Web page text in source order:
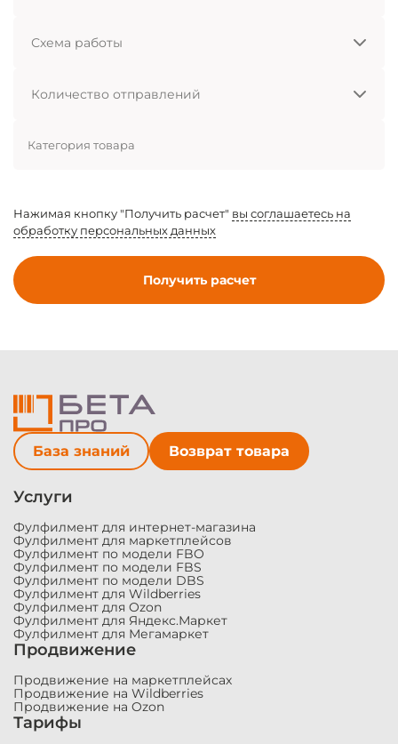
Схема
Количество
Категория товара
Нажимая кнопку "Получить расчет" вы соглашаетесь на
обработку персональных данных
Получить расчет
База знаний Возврат товара
Услуги
Фулфилмент для интернет-магазина
Фулфилмент для маркетплейсов
Фулфилмент по модели FBO
Фулфилмент по модели FBS
Фулфилмент по модели DBS
Фулфилмент для Wildberries
Фулфилмент для Ozon
Фулфилмент для Яндекс.Маркет
Фулфилмент для Мегамаркет
Продвижение
Продвижение на маркетплейсах
Продвижение на Wildberries
Продвижение на Ozon
Тарифы